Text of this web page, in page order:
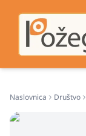
Naslovnica Društvo